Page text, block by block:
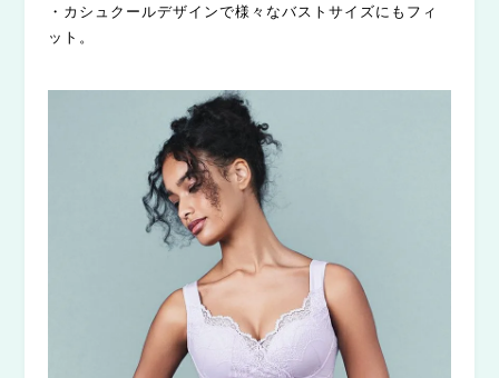
・カシュクールデザインで様々なバストサイズにもフィ
ット。